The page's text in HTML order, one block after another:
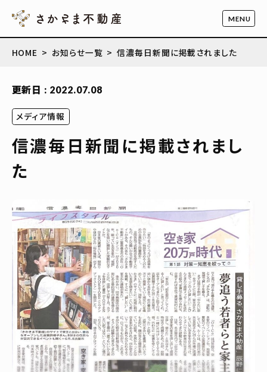
HOME お知らせ一覧 信濃毎日新聞に掲載されました
更新日 : 2022.07.08
メディア情報
信濃毎日新聞に掲載されまし
た